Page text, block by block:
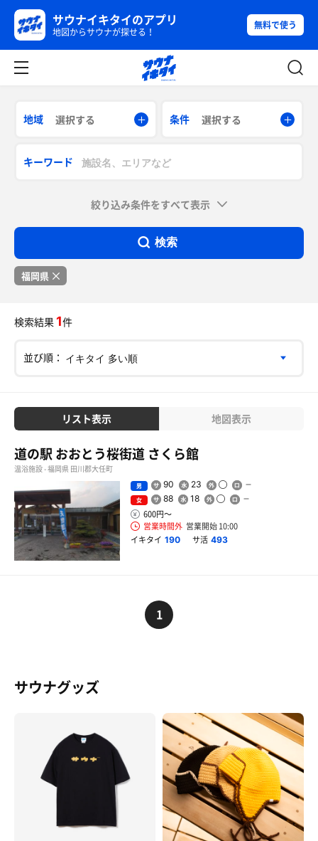
サウナイキタイのアプリ
地図からサウナが探せる！
無料で使う
地域 選択する 条件 選択する
キーワード
絞り込み条件をすべて表示
検索
福岡県
検索結果 1件
並び順：
リスト表示 地図表示
道の駅 おおとう桜街道 さくら館
温浴施設 - 福岡県 田川郡大任町
男 90 23
女 88 18
600円〜
営業時間外 営業開始 10:00
イキタイ 190 サ活 493
1
サウナグッズ